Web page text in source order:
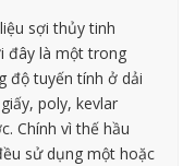
sợi thủy tinh
đây là một trong
độ tuyến tính ở dải
poly, kevlar
Chính vì thế hầu
sử dụng một hoặc